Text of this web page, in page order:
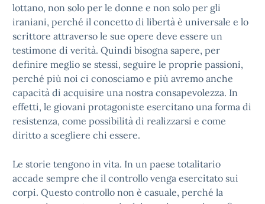
lottano, non solo per le donne e non solo per gli
iraniani, perché il concetto di libertà è universale e lo
scrittore attraverso le sue opere deve essere un
testimone di verità. Quindi bisogna sapere, per
definire meglio se stessi, seguire le proprie passioni,
perché più noi ci conosciamo e più avremo anche
capacità di acquisire una nostra consapevolezza. In
effetti, le giovani protagoniste esercitano una forma di
resistenza, come possibilità di realizzarsi e come
diritto a scegliere chi essere.
Le storie tengono in vita. In un paese totalitario
accade sempre che il controllo venga esercitato sui
corpi. Questo controllo non è casuale, perché la